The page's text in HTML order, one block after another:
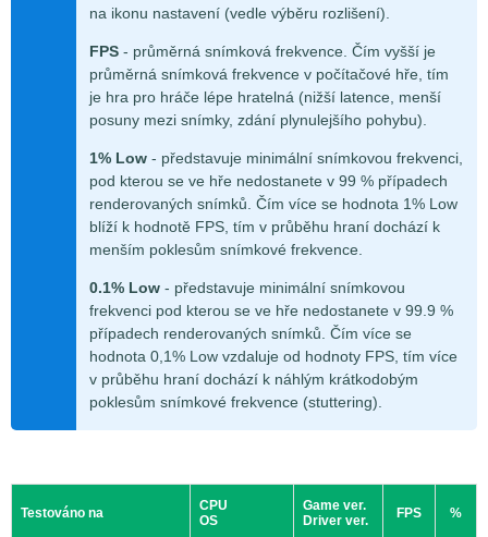
na ikonu nastavení (vedle výběru rozlišení).
FPS - průměrná snímková frekvence. Čím vyšší je
průměrná snímková frekvence v počítačové hře, tím
je hra pro hráče lépe hratelná (nižší latence, menší
posuny mezi snímky, zdání plynulejšího pohybu).
1% Low - představuje minimální snímkovou frekvenci,
pod kterou se ve hře nedostanete v 99 % případech
renderovaných snímků. Čím více se hodnota 1% Low
blíží k hodnotě FPS, tím v průběhu hraní dochází k
menším poklesům snímkové frekvence.
0.1% Low - představuje minimální snímkovou
frekvenci pod kterou se ve hře nedostanete v 99.9 %
případech renderovaných snímků. Čím více se
hodnota 0,1% Low vzdaluje od hodnoty FPS, tím více
v průběhu hraní dochází k náhlým krátkodobým
poklesům snímkové frekvence (stuttering).
Testováno na
CPU
OS
Game ver.
Driver ver.
FPS %